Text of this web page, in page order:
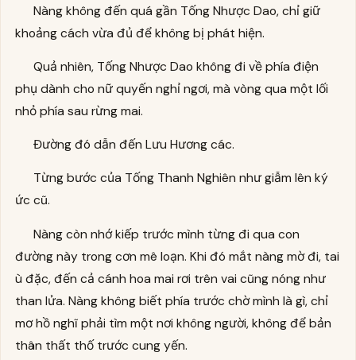
Nàng không đến quá gần Tống Nhược Dao, chỉ giữ
khoảng cách vừa đủ để không bị phát hiện.
Quả nhiên, Tống Nhược Dao không đi về phía điện
phụ dành cho nữ quyến nghỉ ngơi, mà vòng qua một lối
nhỏ phía sau rừng mai.
Đường đó dẫn đến Lưu Hương các.
Từng bước của Tống Thanh Nghiên như giẫm lên ký
ức cũ.
Nàng còn nhớ kiếp trước mình từng đi qua con
đường này trong cơn mê loạn. Khi đó mắt nàng mờ đi, tai
ù đặc, đến cả cánh hoa mai rơi trên vai cũng nóng như
than lửa. Nàng không biết phía trước chờ mình là gì, chỉ
mơ hồ nghĩ phải tìm một nơi không người, không để bản
thân thất thố trước cung yến.